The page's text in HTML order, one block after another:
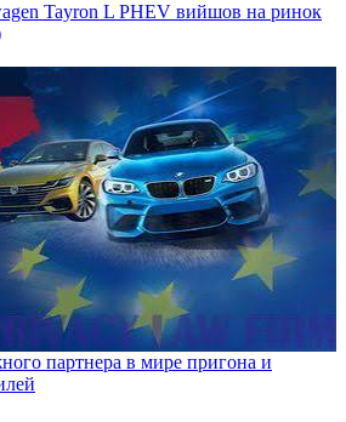
Tayron L PHEV вийшов на ринок
партнера в мире пригона и